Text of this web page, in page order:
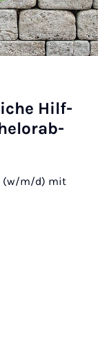
Hil­f­
(w/m/d) mit